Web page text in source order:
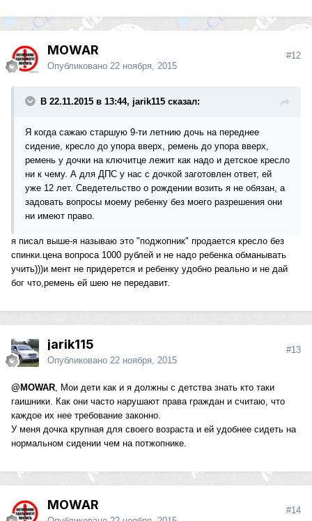
MOWAR
Опубликовано 22 ноября, 2015
#12
В 22.11.2015 в 13:44, jarik115 сказал:
Я когда сажаю старшую 9-ти летнию дочь на переднее
сидение, кресло до упора вверх, ремень до упора вверх,
ремень у дочки на ключитце лежит как надо и детское кресло
ни к чему. А для ДПС у нас с дочкой заготовлен ответ, ей
уже 12 лет. Сведетельство о рождении возить я не обязан, а
задовать вопросы моему ребенку без моего разрешения они
ни имеют право.
я писал выше-я называю это "поджопник" продается кресло без
спинки.цена вопроса 1000 рублей и не надо ребенка обманывать
учить)))и мент не придерется и ребенку удобно реально и не дай
бог что,ремень ей шею не передавит.
jarik115
Опубликовано 22 ноября, 2015
#13
@MOWAR, Мои дети как и я должны с детства знать кто таки
гаишники. Как они часто нарушают права граждан и считаю, что
каждое их нее требование законно.
У меня дочка крупная для своего возраста и ей удобнее сидеть на
нормальном сидении чем на потжопнике.
MOWAR #14